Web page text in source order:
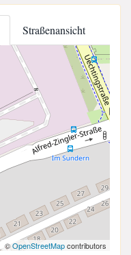
Straßenansicht
©OpenStreetMapcontributors